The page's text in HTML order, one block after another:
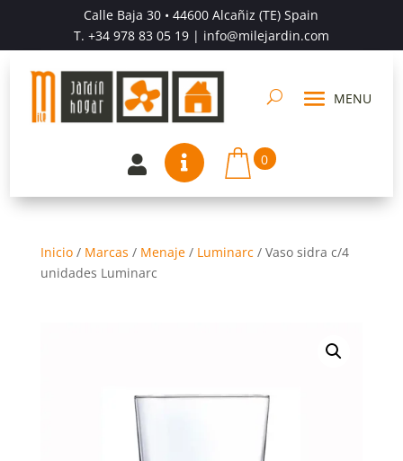
Calle Baja 30 • 44600 Alcañiz (TE) Spain
T. +34 978 83 05 19| info@milejardin.com
  0
Inicio/ Marcas / Menaje/ Luminarc/ Vaso sidra c/4
unidades Luminarc